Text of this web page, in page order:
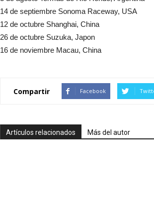
14 de septiembre Sonoma Raceway, USA
12 de octubre Shanghai, China
26 de octubre Suzuka, Japon
16 de noviembre Macau, China
Compartir Facebook
Artículos relacionados Más del autor